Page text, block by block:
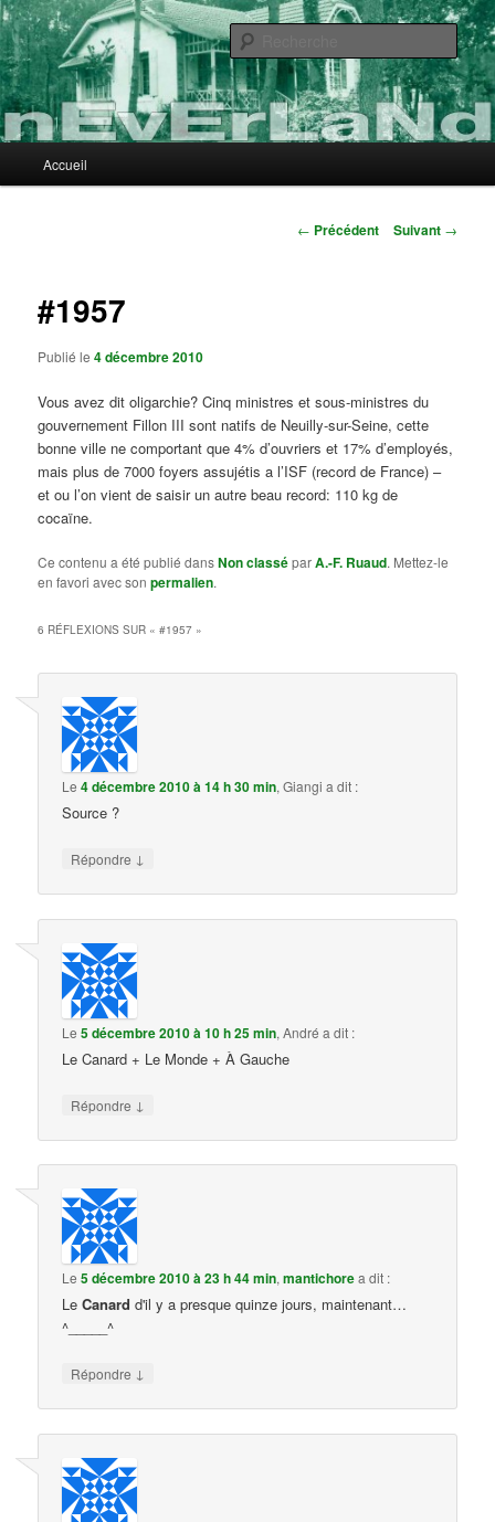
Aller
au
contenu
principalnEvErLaNd
principal
Accueil
Navigation
← Précédent Suivant →
#1957
Publié le4 décembre 2010
Vous avez dit oligarchie? Cinq ministres et sous-ministres du
gouvernement Fillon III sont natifs de Neuilly-sur-Seine, cette
bonne ville ne comportant que 4% d’ouvriers et 17% d’employés,
mais plus de 7000 foyers assujétis a l’ISF (record de France) –
et ou l’on vient de saisir un autre beau record: 110 kg de
cocaïne.
Ce contenu a été publié dansNon classéparA.-F. Ruaud. Mettez-le
en favori avec sonpermalien.
6 RÉFLEXIONS SUR «#1957 »
Le4 décembre 2010 à 14 h 30 min,Giangi a dit :
Source ?
Répondre ↓
Le5 décembre 2010 à 10 h 25 min,André a dit :
Le Canard + Le Monde + À Gauche
Répondre ↓
Le5 décembre 2010 à 23 h 44 min,mantichorea dit :
LeCanard d'il y a presque quinze jours, maintenant…
^_____^
Répondre ↓